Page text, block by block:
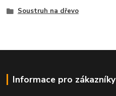
Soustruh na dřevo
Informace pro zákazníky